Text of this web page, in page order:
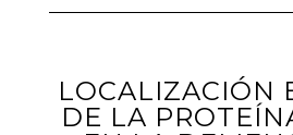
LOCALIZACIÓN
DE LA